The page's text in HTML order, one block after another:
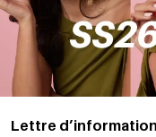
Lettre d’information